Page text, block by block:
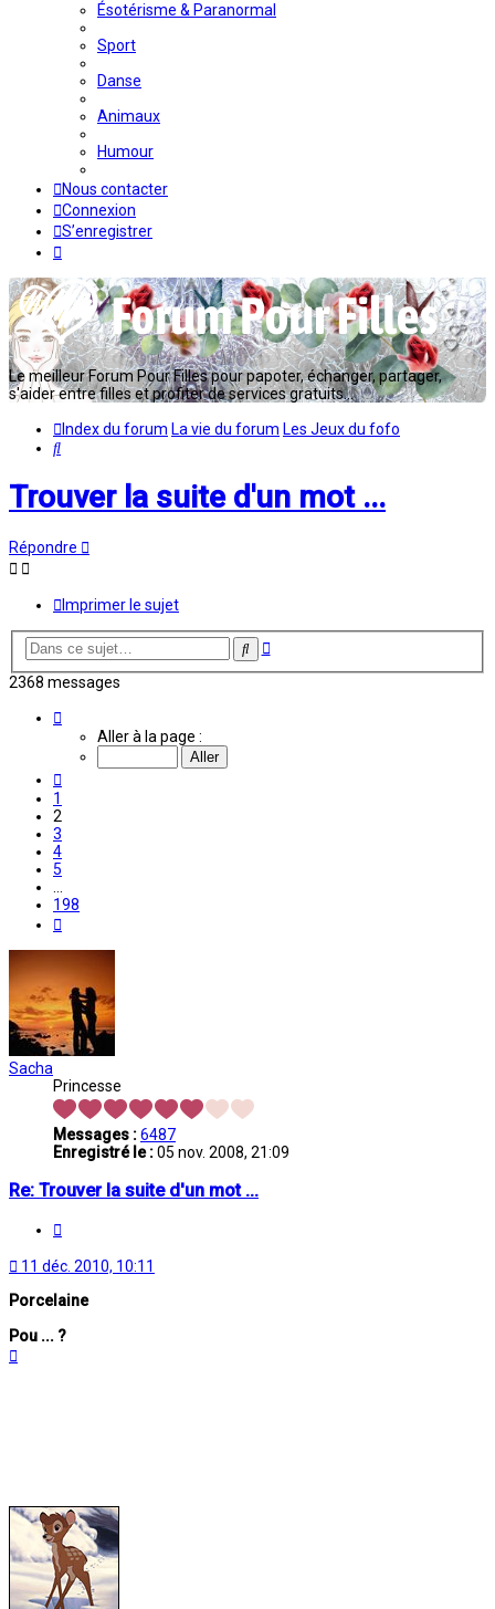
Ésotérisme & Paranormal
Sport
Danse
Animaux
Humour
Nous contacter
Connexion
S’enregistrer
Le meilleur Forum Pour Filles pour papoter, échanger, partager,
s'aider entre filles et profiter de services gratuits...
Index du forum La vie du forum Les Jeux du fofo
Rechercher
Trouver la suite d'un mot ...
Répondre
Imprimer le sujet
Rechercher
Recherche
2368 messages
Aller à la page :
1
2
3
4
5
198
Sacha
Princesse
Messages :6487
Enregistré le :05 nov. 2008, 21:09
Re: Trouver la suite d'un mot ...
11 déc. 2010, 10:11
Porcelaine
Pou ... ?